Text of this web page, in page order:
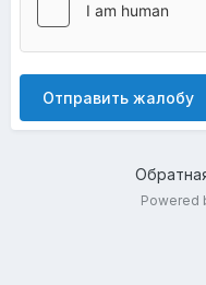
Отправить жалобу
Powered